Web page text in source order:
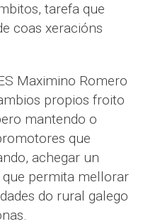
tarefa que
coas xeracións
Maximino Romero
propios froito
mantendo o
que
achegar un
permita mellorar
do rural galego